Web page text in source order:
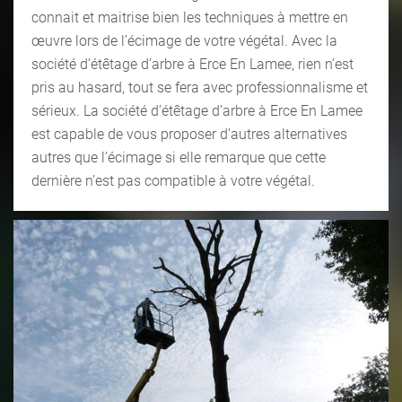
connait et maitrise bien les techniques à mettre en
œuvre lors de l’écimage de votre végétal. Avec la
société d’étêtage d’arbre à Erce En Lamee, rien n’est
pris au hasard, tout se fera avec professionnalisme et
sérieux. La société d’étêtage d’arbre à Erce En Lamee
est capable de vous proposer d’autres alternatives
autres que l’écimage si elle remarque que cette
dernière n’est pas compatible à votre végétal.